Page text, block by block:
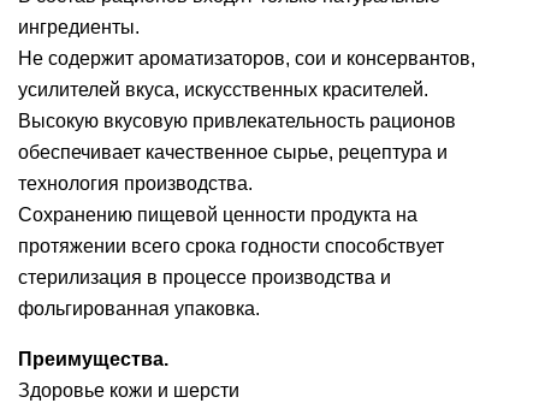
ингредиенты.
Не содержит ароматизаторов, сои и консервантов,
усилителей вкуса, искусственных красителей.
Высокую вкусовую привлекательность рационов
обеспечивает качественное сырье, рецептура и
технология производства.
Сохранению пищевой ценности продукта на
протяжении всего срока годности способствует
стерилизация в процессе производства и
фольгированная упаковка.
Преимущества.
Здоровье кожи и шерсти